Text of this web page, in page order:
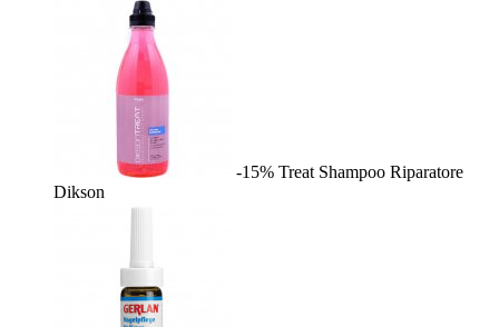
-15% Treat Shampoo Riparatore
Dikson